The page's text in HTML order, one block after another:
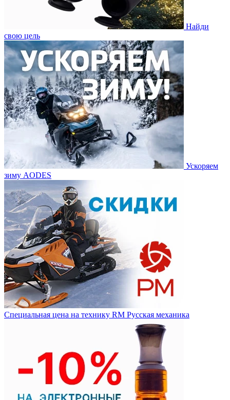
Найди
свою цель
Ускоряем
зиму AODES
Специальная цена на технику RM Русская механика